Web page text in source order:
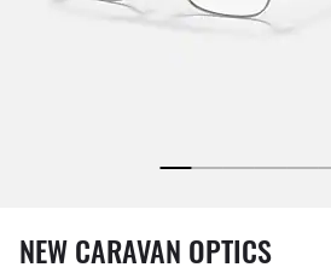
1 item is uit je verlanglijst verwijderd
NEW CARAVAN OPTICS